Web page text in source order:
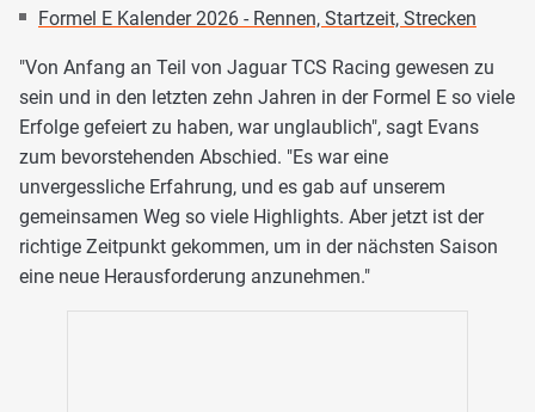
Formel E Kalender 2026 - Rennen, Startzeit, Strecken
"Von Anfang an Teil von Jaguar TCS Racing gewesen zu
sein und in den letzten zehn Jahren in der Formel E so viele
Erfolge gefeiert zu haben, war unglaublich", sagt Evans
zum bevorstehenden Abschied. "Es war eine
unvergessliche Erfahrung, und es gab auf unserem
gemeinsamen Weg so viele Highlights. Aber jetzt ist der
richtige Zeitpunkt gekommen, um in der nächsten Saison
eine neue Herausforderung anzunehmen."